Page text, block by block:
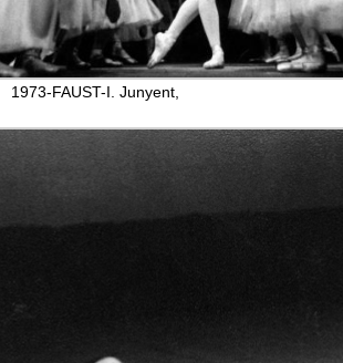
1973-FAUST-I. Junyent,